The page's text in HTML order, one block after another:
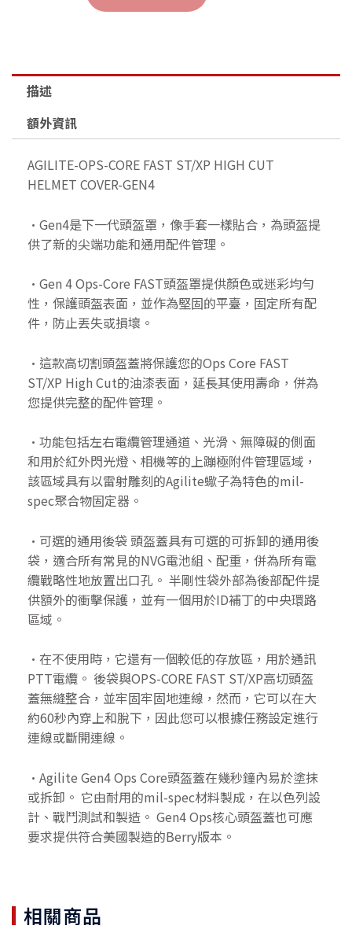
描述
額外資訊
AGILITE-OPS-CORE FAST ST/XP HIGH CUT
HELMET COVER-GEN4
•Gen4是下一代頭盔罩，像手套一樣貼合，為頭盔提
供了新的尖端功能和通用配件管理。
•Gen 4 Ops-Core FAST頭盔罩提供顏色或迷彩均勻
性，保護頭盔表面，並作為堅固的平臺，固定所有配
件，防止丟失或損壞。
•這款高切割頭盔蓋將保護您的Ops Core FAST
ST/XP High Cut的油漆表面，延長其使用壽命，併為
您提供完整的配件管理。
•功能包括左右電纜管理通道、光滑、無障礙的側面
和用於紅外閃光燈、相機等的上蹦極附件管理區域，
該區域具有以雷射雕刻的Agilite蠍子為特色的mil-
spec聚合物固定器。
•可選的通用後袋 頭盔蓋具有可選的可拆卸的通用後
袋，適合所有常見的NVG電池組、配重，併為所有電
纜戰略性地放置出口孔。 半剛性袋外部為後部配件提
供額外的衝擊保護，並有一個用於ID補丁的中央環路
區域。
•在不使用時，它還有一個較低的存放區，用於通訊
PTT電纜。 後袋與OPS-CORE FAST ST/XP高切頭盔
蓋無縫整合，並牢固牢固地連線，然而，它可以在大
約60秒內穿上和脫下，因此您可以根據任務設定進行
連線或斷開連線。
•Agilite Gen4 Ops Core頭盔蓋在幾秒鐘內易於塗抹
或拆卸。 它由耐用的mil-spec材料製成，在以色列設
計、戰鬥測試和製造。 Gen4 Ops核心頭盔蓋也可應
要求提供符合美國製造的Berry版本。
相關商品